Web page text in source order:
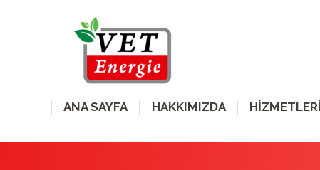
ANA SAYFA HAKKIMIZDA